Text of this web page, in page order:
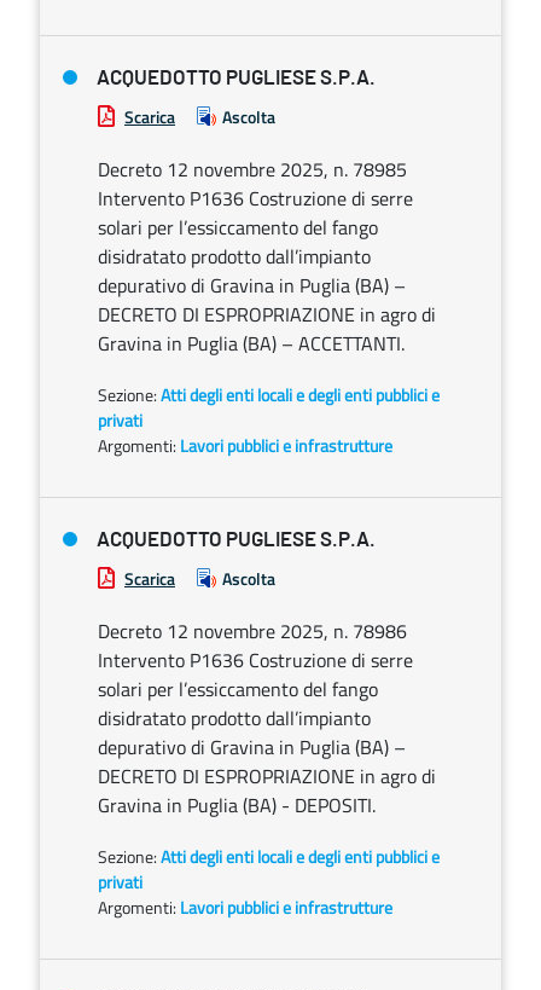
ACQUEDOTTO PUGLIESE S.P.A.
Scarica Ascolta
Decreto 12 novembre 2025, n. 78985
Intervento P1636 Costruzione di serre
solari per l’essiccamento del fango
disidratato prodotto dall’impianto
depurativo di Gravina in Puglia (BA) –
DECRETO DI ESPROPRIAZIONE in agro di
Gravina in Puglia (BA) – ACCETTANTI.
Sezione:Atti degli enti locali e degli enti pubblici e
privati
Argomenti: Lavori pubblici e infrastrutture
ACQUEDOTTO PUGLIESE S.P.A.
Scarica Ascolta
Decreto 12 novembre 2025, n. 78986
Intervento P1636 Costruzione di serre
solari per l’essiccamento del fango
disidratato prodotto dall’impianto
depurativo di Gravina in Puglia (BA) –
DECRETO DI ESPROPRIAZIONE in agro di
Gravina in Puglia (BA) - DEPOSITI.
Sezione:Atti degli enti locali e degli enti pubblici e
privati
Argomenti: Lavori pubblici e infrastrutture